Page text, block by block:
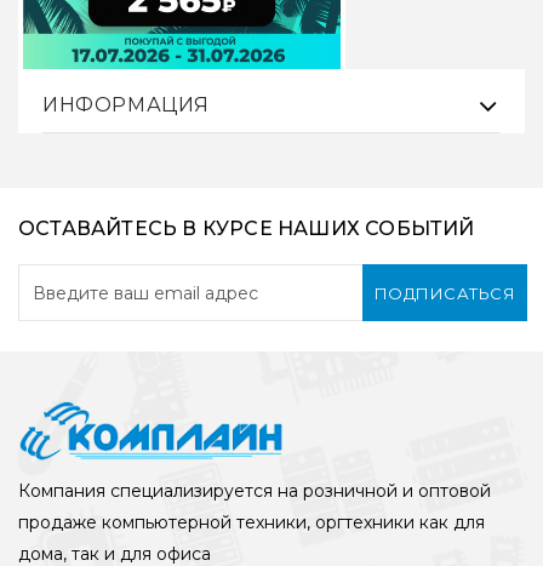
Кулер для процессора
подсветкой кулер для
процессора ZALMAN
CNPS 9X Optima RGB
[CNPS9X ..
Кулер для процессора
рабочую темп..
2970 руб
ИНФОРМАЦИЯ
ОСТАВАЙТЕСЬ В КУРСЕ НАШИХ СОБЫТИЙ
ПОДПИСАТЬСЯ
Компания специализируется на розничной и оптовой
продаже компьютерной техники, оргтехники как для
дома, так и для офиса